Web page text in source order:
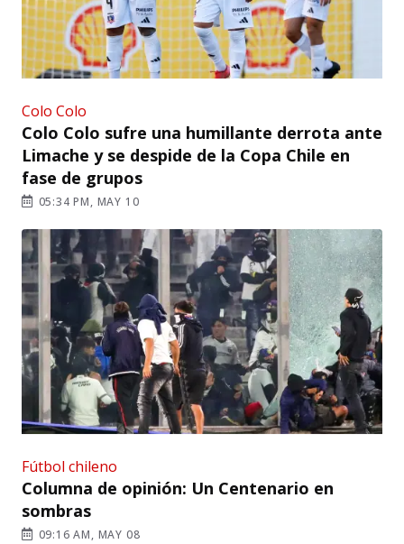
Colo Colo
Colo Colo sufre una humillante derrota ante
Limache y se despide de la Copa Chile en
fase de grupos
05:34 PM, MAY 10
Fútbol chileno
Columna de opinión: Un Centenario en
sombras
09:16 AM, MAY 08